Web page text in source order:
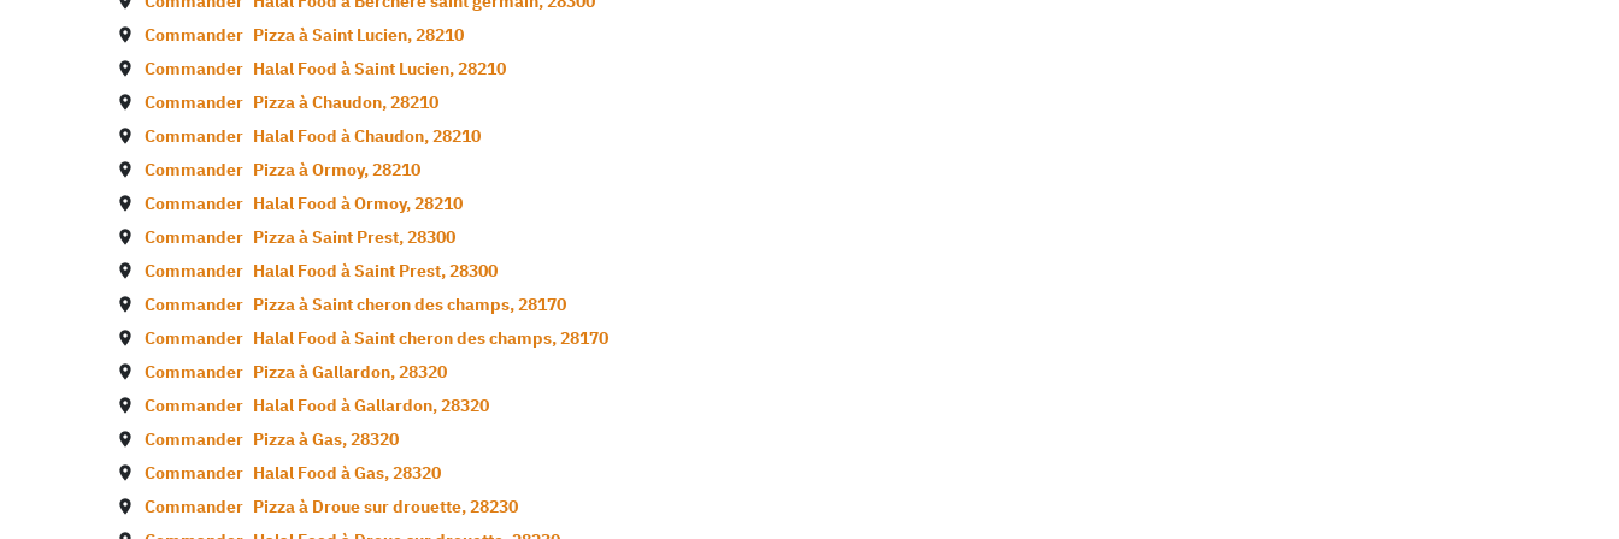
Commander Pizza àSaint Lucien,28210
Commander Halal Food àSaint Lucien,28210
Commander Pizza àChaudon,28210
Commander Halal Food àChaudon,28210
Commander Pizza àOrmoy,28210
Commander Halal Food àOrmoy,28210
Commander Pizza àSaint Prest,28300
Commander Halal Food àSaint Prest,28300
Commander Pizza àSaint cheron des champs,28170
Commander Halal Food àSaint cheron des champs,28170
Commander Pizza àGallardon,28320
Commander Halal Food àGallardon,28320
Commander Pizza àGas,28320
Commander Halal Food àGas,28320
Commander Pizza à Droue sur drouette,28230